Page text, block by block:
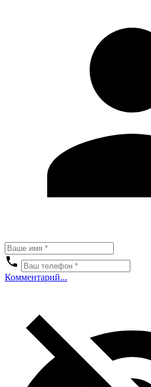
Комментарий...